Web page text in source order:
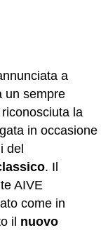
a
un sempre
la
in occasione
del
. Il
AIVE
come in
il nuovo